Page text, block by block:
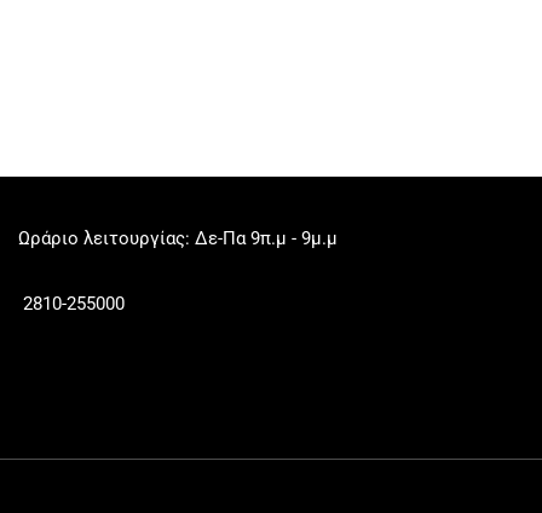
Ωράριο λειτουργίας: Δε-Πα 9π.μ - 9μ.μ
2810-255000